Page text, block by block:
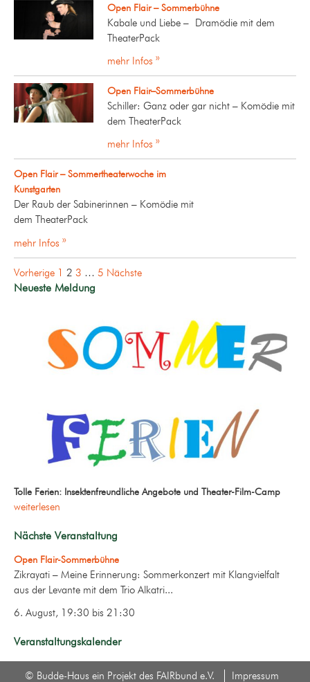
Open Flair – Sommerbühne
Kabale und Liebe – Dramödie mit dem
TheaterPack
mehr Infos »
Open Flair–Sommerbühne
Schiller: Ganz oder gar nicht – Komödie mit
dem TheaterPack
mehr Infos »
Open Flair – Sommertheaterwoche im
Kunstgarten
Der Raub der Sabinerinnen – Komödie mit
dem TheaterPack
mehr Infos »
Seitennummerierung
der
Vorherige 1 2 3 … 5 Nächste
Neueste Meldung
Tolle Ferien: Insektenfreundliche Angebote und Theater-Film-Camp
weiterlesen
Nächste Veranstaltung
Open Flair-Sommerbühne
Zikrayati – Meine Erinnerung: Sommerkonzert mit Klangvielfalt
aus der Levante mit dem Trio Alkatri...
6. August, 19:30 bis 21:30
Veranstaltungskalender
© Budde-Haus ein Projekt des FAIRbund e.V. Impressum